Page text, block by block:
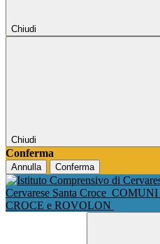
Chiudi
Chiudi
Conferma
Annulla Conferma
Cervarese Santa Croce COMUNI
CROCE e ROVOLON